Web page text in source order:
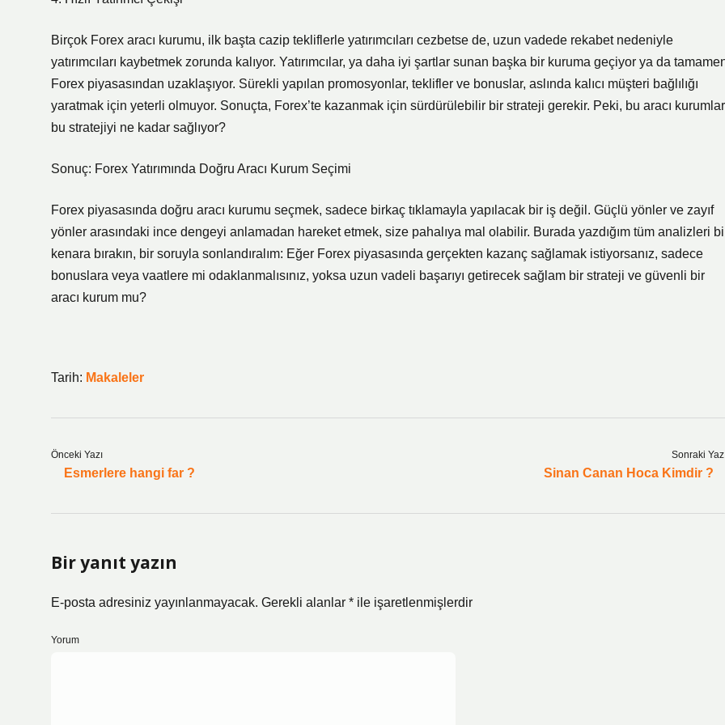
Birçok Forex aracı kurumu, ilk başta cazip tekliflerle yatırımcıları cezbetse de, uzun vadede rekabet nedeniyle
yatırımcıları kaybetmek zorunda kalıyor. Yatırımcılar, ya daha iyi şartlar sunan başka bir kuruma geçiyor ya da
Forex piyasasından uzaklaşıyor. Sürekli yapılan promosyonlar, teklifler ve bonuslar, aslında kalıcı müşteri bağlılığı
yaratmak için yeterli olmuyor. Sonuçta, Forex’te kazanmak için sürdürülebilir bir strateji gerekir. Peki, bu aracı kurumlar
bu stratejiyi ne kadar sağlıyor?
Sonuç: Forex Yatırımında Doğru Aracı Kurum Seçimi
Forex piyasasında doğru aracı kurumu seçmek, sadece birkaç tıklamayla yapılacak bir iş değil. Güçlü yönler ve zayıf
yönler arasındaki ince dengeyi anlamadan hareket etmek, size pahalıya mal olabilir. Burada yazdığım tüm analizleri
kenara bırakın, bir soruyla sonlandıralım: Eğer Forex piyasasında gerçekten kazanç sağlamak istiyorsanız, sadece
bonuslara veya vaatlere mi odaklanmalısınız, yoksa uzun vadeli başarıyı getirecek sağlam bir strateji ve güvenli bir
aracı kurum mu?
Tarih: Makaleler
Önceki Yazı
Esmerlere hangi far ?
Sonraki
Sinan Canan Hoca Kimdir ?
Bir yanıt yazın
E-posta adresiniz yayınlanmayacak. Gerekli alanlar * ile işaretlenmişlerdir
Yorum